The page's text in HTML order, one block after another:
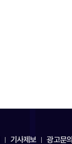
기사제보 광고문의